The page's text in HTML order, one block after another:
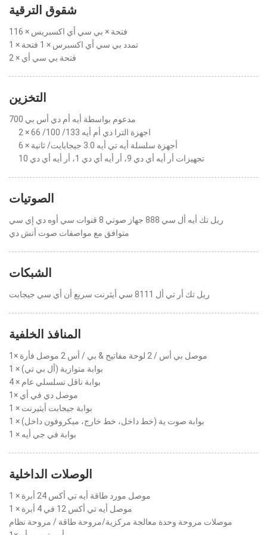
شقوق الترقية
1فتحة × بي سي أي اكسبريس × 16
1 × تمدد بي سي أي اكسبرس × 1 فتحة
2 × فتحة بي سي أي
التخزين
مدعوم بواسطة أيه أم دي أس بي 700
2 × اجهزة الترا دي أم أيه 133/ 100/ 66
6 × أجهزة سلسلة أيه تي أيه 3.0 جيجابايت/ ثانية
تجهيزات أر أيه أي دي 9، أر أيه أي دي 1، أر أيه أي دي 10
الصوتيات
ريل تك أيه أل سي 888 جهاز صوتي 8 قنوات سي أوه دي إي سي
متوافق مع مواصفات صوت أتش دي
الشبكات
ريل تك أر تي أل 8111 سي أيثرنت سريع أن أي سي جيجابت
المنافذ الخلفية
1× موصل بي أس / 2 لوحة مفاتيح & بي / أس 2 موصل فأرة
1 × بوابة متوازية (أل بي تي)
4 × بوابة ناقل تسلسلي عام
1× موصل دي في أي
1 × بوابة جيجابت أيثيرنت
1 × بوابة صوت ية (خط داخل، خط خارج، ميكروفون داخل)
1 × بوابة في جي أيه
الوصلات الداخلية
1 × موصل مورد طاقة أيه تي أكس 24 أبرة
1 × موصل أيه تي أكس 12 في 4 أبرة
موصلات مروحة وحدة معالجة مركزية/مروحة طاقة / مروحة نظام